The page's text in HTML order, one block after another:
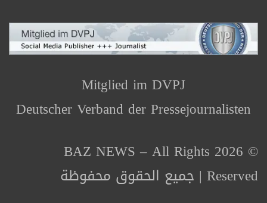
Mitglied im DVPJ
Deutscher Verband der Pressejournalisten
© 2026 BAZ NEWS – All Rights
Reserved | جميع الحقوق محفوظة